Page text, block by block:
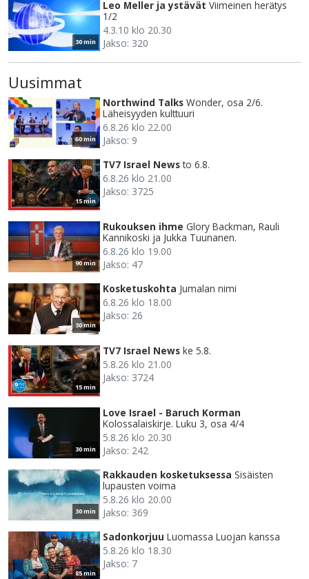
30 min
Leo Meller ja ystävät Viimeinen herätys
1/2
4.3.10 klo 20.30
Jakso: 320
Uusimmat
60 min
Northwind Talks Wonder, osa 2/6.
Läheisyyden kulttuuri
6.8.26 klo 22.00
Jakso: 9
15 min
TV7 Israel News to 6.8.
6.8.26 klo 21.00
Jakso: 3725
90 min
Rukouksen ihme Glory Backman, Rauli
Kannikoski ja Jukka Tuunanen.
6.8.26 klo 19.00
Jakso: 47
30 min
Kosketuskohta Jumalan nimi
6.8.26 klo 18.00
Jakso: 26
15 min
TV7 Israel News ke 5.8.
5.8.26 klo 21.00
Jakso: 3724
30 min
Love Israel - Baruch Korman
Kolossalaiskirje. Luku 3, osa 4/4
5.8.26 klo 20.30
Jakso: 242
30 min
Rakkauden kosketuksessa Sisäisten
lupausten voima
5.8.26 klo 20.00
Jakso: 369
85 min
Sadonkorjuu Luomassa Luojan kanssa
5.8.26 klo 18.30
Jakso: 7